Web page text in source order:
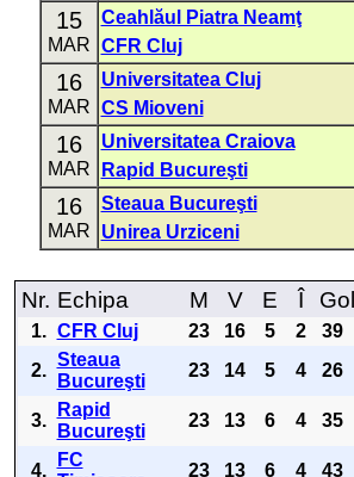
15
MAR
Ceahlăul Piatra Neamţ
CFR Cluj
16
MAR
Universitatea Cluj
CS Mioveni
16
MAR
Universitatea Craiova
Rapid Bucureşti
16
MAR
Steaua Bucureşti
Unirea Urziceni
Nr. Echipa M V E Î
1. CFR Cluj 23 16 5 2 39
2.
Steaua
Bucureşti
23 14 5 4 26
3.
Rapid
Bucureşti
23 13 6 4 35
4.
FC
23 13 6 4 43